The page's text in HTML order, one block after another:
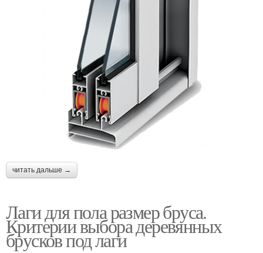
читать дальше →
Лаги для пола размер бруса.
Критерии выбора деревянных
брусков под лаги